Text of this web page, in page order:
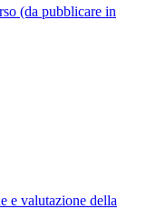
(da pubblicare in
e valutazione della